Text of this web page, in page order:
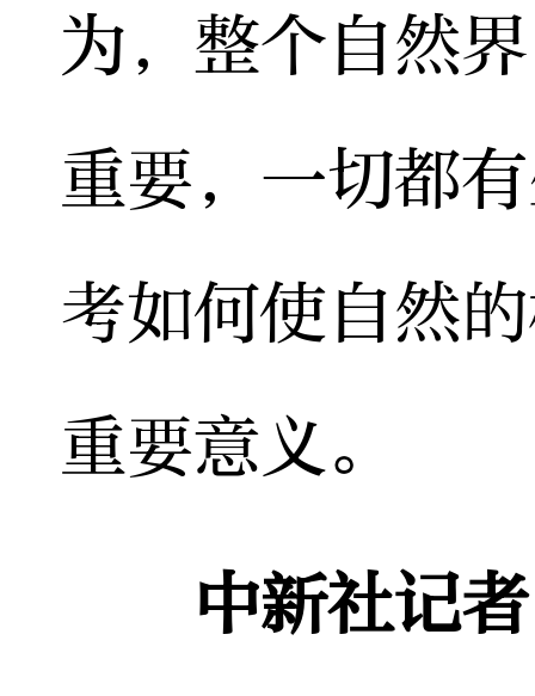
为，整个自然
重要，一切都
考如何使自然
重要意义。
中新社记